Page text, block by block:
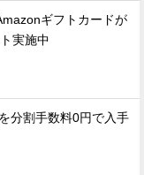
ギフトカードが
実施中
分割手数料0円で入手